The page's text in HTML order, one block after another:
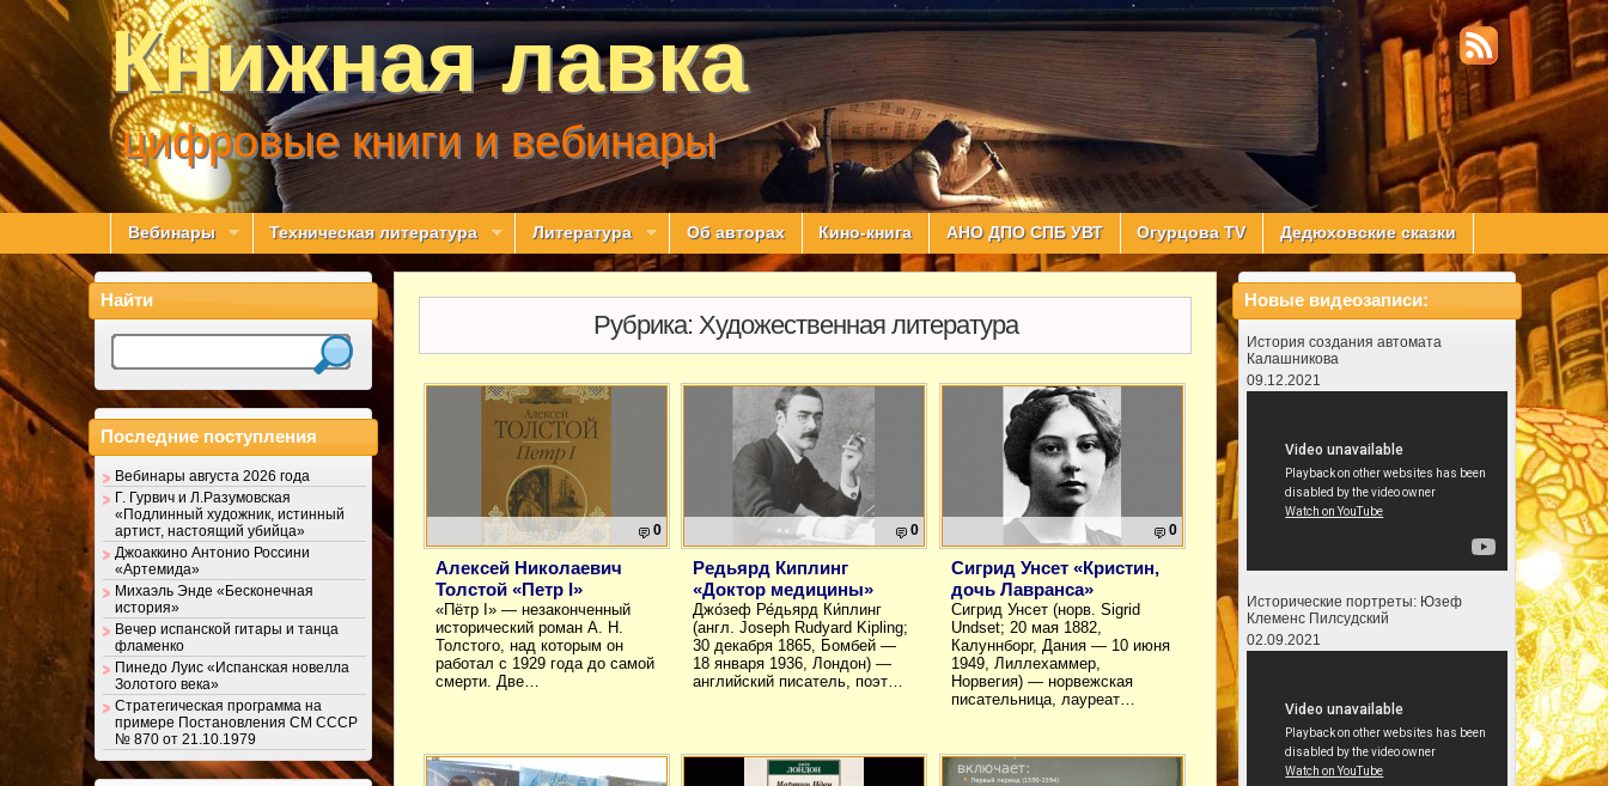
Книжная лавка
цифровые книги и вебинары
Вебинары Техническая литература Литература Об авторах Кино-книга АНО ДПО СПБ УВТ Огурцова TV Дедюховские сказки
Рубрика: Художественная литература
0
Алексей Николаевич
Толстой «Петр I»
«Пётр I» — незаконченный
исторический роман А. Н.
Толстого, над которым он
работал с 1929 года до самой
смерти. Две…
0
Редьярд Киплинг
«Доктор медицины»
Джо́зеф Ре́дьярд Ки́плинг
(англ. Joseph Rudyard Kipling;
30 декабря 1865, Бомбей —
18 января 1936, Лондон) —
английский писатель, поэт…
0
Сигрид Унсет «Кристин,
дочь Лавранса»
Сигрид Унсет (норв. Sigrid
Undset; 20 мая 1882,
Калуннборг, Дания — 10 июня
1949, Лиллехаммер,
Норвегия) — норвежская
писательница, лауреат…
Найти
Последние поступления
Вебинары августа 2026 года
Г. Гурвич и Л.Разумовская
«Подлинный художник, истинный
артист, настоящий убийца»
Джоаккино Антонио Россини
«Артемида»
Михаэль Энде «Бесконечная
история»
Вечер испанской гитары и танца
фламенко
Пинедо Луис «Испанская новелла
Золотого века»
Стратегическая программа на
примере Постановления СМ СССР
№ 870 от 21.10.1979
Новые видеозаписи:
История создания автомата
Калашникова
09.12.2021
Исторические портреты: Юзеф
Клеменс Пилсудский
02.09.2021